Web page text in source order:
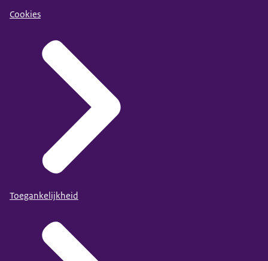
Cookies
Toegankelijkheid